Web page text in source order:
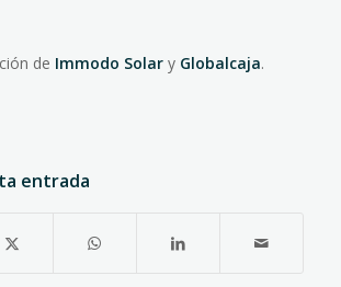
de Immodo Solary Globalcaja.
entrada